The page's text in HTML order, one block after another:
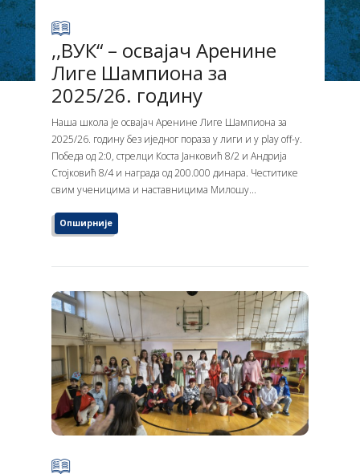
,,ВУК“ – освајач Аренине
Лиге Шампиона за
2025/26. годину
Наша школа је освајач Аренине Лиге Шампиона за
2025/26. годину без иједног пораза у лиги и у play off-у.
Победа од 2:0, стрелци Коста Јанковић 8/2 и Андрија
Стојковић 8/4 и награда од 200.000 динара. Честитике
свим ученицима и наставницима Милошу...
Опширније